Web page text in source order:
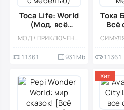
Toca Life: World
(Мод, всё
открыто, все
локации и дома
МОД / ПРИКЛЮЧЕНИЕ / ОБУЧАЮЩИЕ / ОФЛАЙН / ОДНОПОЛЬЗОВАТЕЛЬСКИЕ / СИМУЛЯТОРЫ / КАЗУАЛЬНЫЕ / ДЛЯ ДЕТЕЙ / ДЕВОЧКАМ / БОЛЬШАЯ / СТИЛИЗАЦИЯ / РАЗВИВАЮЩИЕ
1.136.1 931 Mb
Тока
Всё
1.136.1
Хит